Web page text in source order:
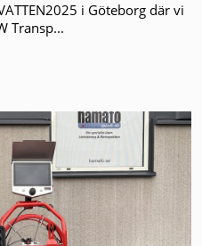
i Göteborg där vi
Transp...